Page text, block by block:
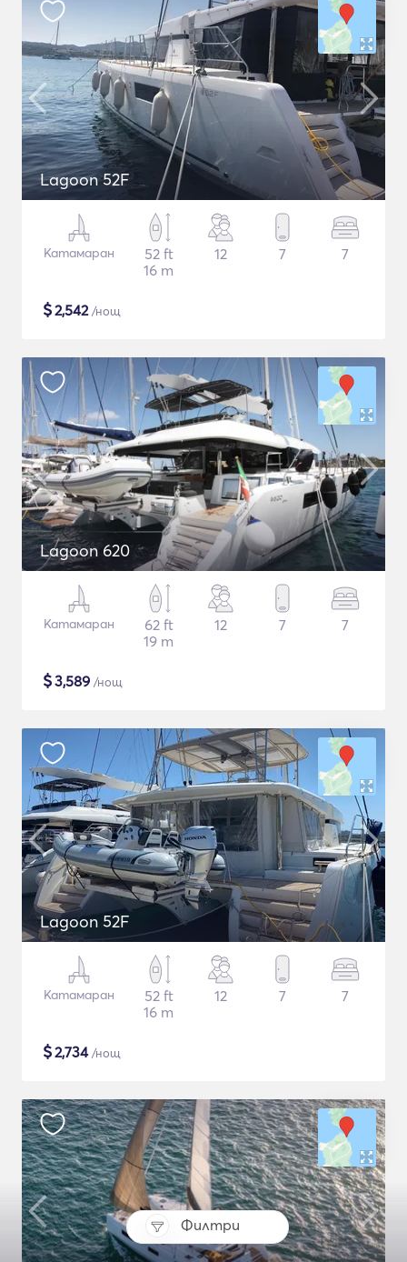
Филтри
Lagoon 52F
Катамаран
52 ft
16 m
12 7 7
$2,542/нощ
Lagoon 620
Катамаран
62 ft
19 m
12 7 7
$3,589 /нощ
Lagoon 52F
Катамаран
52 ft
16 m
12 7 7
$2,734/нощ